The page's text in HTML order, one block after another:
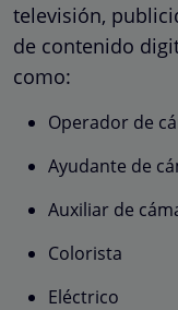
televisión,
de contenido
como:
Operador de
Ayudante de
Auxiliar de
Colorista
Eléctrico